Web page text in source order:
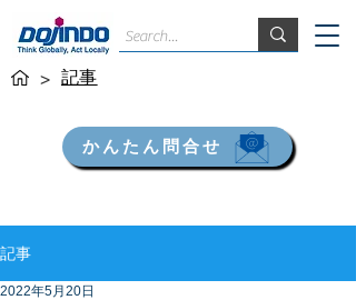
かんたん問合せ
> 記事
記事
2022年5月20日